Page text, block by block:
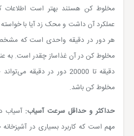
مخلوط کن هستند بهتر است اطلاعات
عملکرد آن داشت و محک زد آیا با
هر دور در دقیقه واحدی است که
دقیقه تا 20000 دور در
مخلوط کن باشد.
حداکثر و حداقل سرعت آسیاب: آسیاب
مهم است که کاربرد بسیاری در